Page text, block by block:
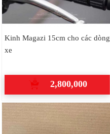
Kinh Magazi 15cm cho các dòng
xe
2,800,000